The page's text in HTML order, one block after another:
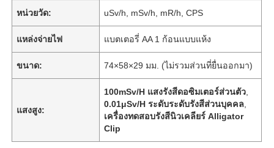
หน่วยวัด: uSv/h, mSv/h, mR/h, CPS
แหล่งจ่ายไฟ แบตเตอรี่ AA 1 ก้อนแบบแห้ง
ขนาด: 74×58×29 มม. (ไม่รวมส่วนที่ยื่นออกมา)
แสงสูง:
100mSv/H แสงรังสีดอซิมเตอร์ส่วนตัว
0.01μSv/H ระดับระดับรังสีส่วนบุคคล
เครื่องทดสอบรังสีนิวเคลียร์ Alligator
Clip